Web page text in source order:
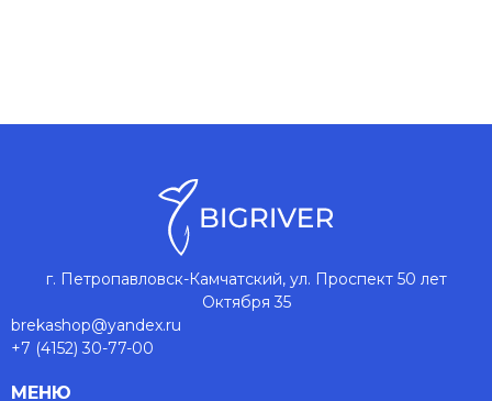
г. Петропавловск-Камчатский, ул. Проспект 50 лет
Октября 35
brekashop@yandex.ru
+7 (4152) 30-77-00
МЕНЮ